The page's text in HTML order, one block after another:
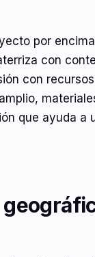
por
con
con
que ayuda a